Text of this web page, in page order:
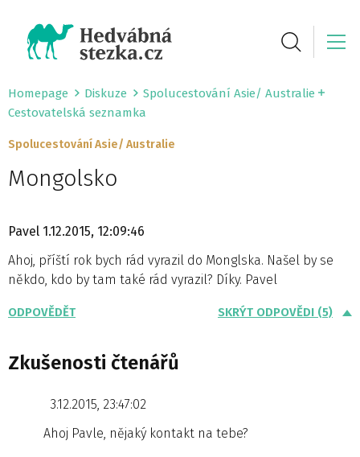
Homepage Diskuze
Spolucestování Asie/ Australie
Cestovatelská seznamka
Spolucestování Asie/ Australie
Mongolsko
Pavel 1.12.2015, 12:09:46
Ahoj, příští rok bych rád vyrazil do Monglska. Našel by se
někdo, kdo by tam také rád vyrazil? Díky. Pavel
ODPOVĚDĚT SKRÝT ODPOVĚDI (5)
Zkušenosti čtenářů
3.12.2015, 23:47:02
Ahoj Pavle, nějaký kontakt na tebe?